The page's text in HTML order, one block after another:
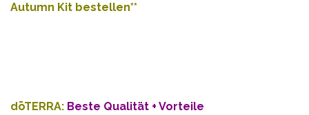
Autumn Kit bestellen**
dōTERRA: Beste Qualität + Vorteile